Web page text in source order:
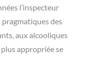
l’inspecteur
pragmatiques des
aux alcooliques
appropriée se